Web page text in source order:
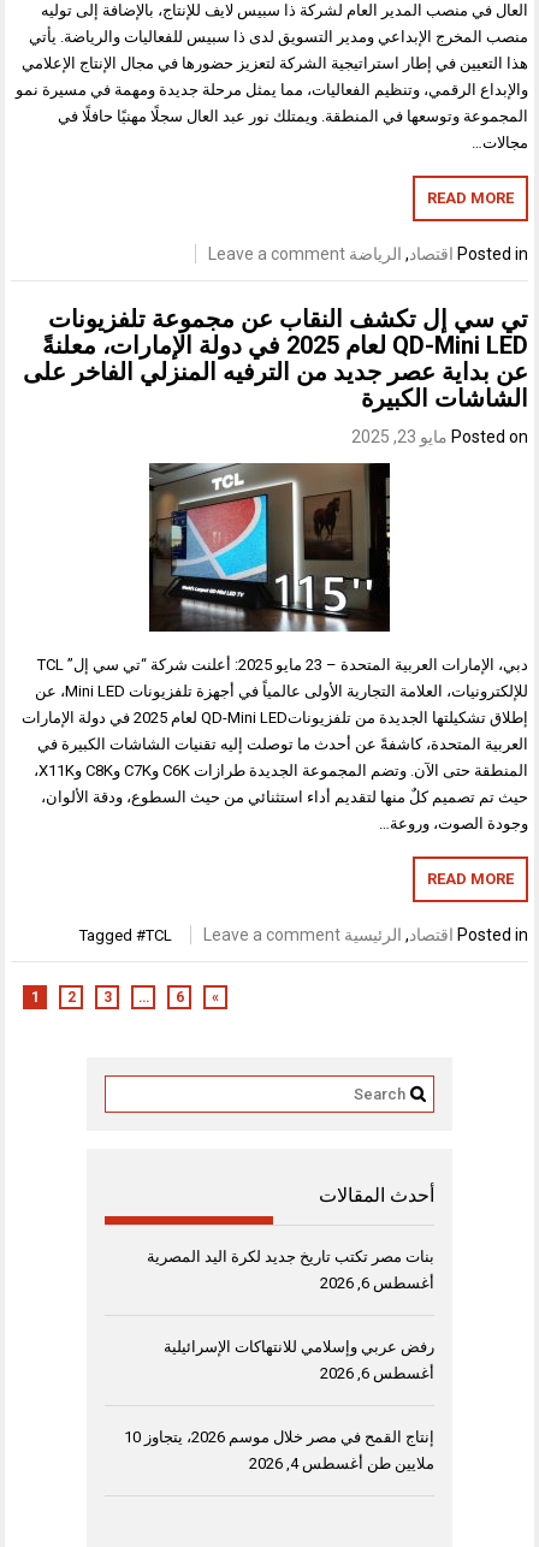
العال في منصب المدير العام لشركة ذا سبيس لايف للإنتاج، بالإضافة إلى توليه
منصب المخرج الإبداعي ومدير التسويق لدى ذا سبيس للفعاليات والرياضة. يأتي
هذا التعيين في إطار استراتيجية الشركة لتعزيز حضورها في مجال الإنتاج الإعلامي
والإبداع الرقمي، وتنظيم الفعاليات، مما يمثل مرحلة جديدة ومهمة في مسيرة نمو
المجموعة وتوسعها في المنطقة. ويمتلك نور عبد العال سجلًا مهنيًا حافلًا في
مجالات…
READ MORE
Posted in اقتصاد, الرياضة Leave a comment
تي سي إل تكشف النقاب عن مجموعة تلفزيونات
QD-Mini LED لعام 2025 في دولة الإمارات، معلنةً
عن بداية عصر جديد من الترفيه المنزلي الفاخر على
الشاشات الكبيرة
Posted on مايو 23, 2025
دبي، الإمارات العربية المتحدة – 23 مايو 2025: أعلنت شركة “تي سي إل” TCL
للإلكترونيات، العلامة التجارية الأولى عالمياً في أجهزة تلفزيونات Mini LED، عن
إطلاق تشكيلتها الجديدة من تلفزيوناتQD-Mini LED لعام 2025 في دولة الإمارات
العربية المتحدة، كاشفةً عن أحدث ما توصلت إليه تقنيات الشاشات الكبيرة في
المنطقة حتى الآن. وتضم المجموعة الجديدة طرازات C6K وC7K وC8K وX11K،
حيث تم تصميم كلٌ منها لتقديم أداء استثنائي من حيث السطوع، ودقة الألوان،
وجودة الصوت، وروعة…
READ MORE
Posted in اقتصاد, الرئيسية Tagged #TCL Leave a comment
1 2 3 … 6 »
أحدث المقالات
بنات مصر تكتب تاريخ جديد لكرة اليد المصرية
أغسطس 6, 2026
رفض عربي وإسلامي للانتهاكات الإسرائيلية
أغسطس 6, 2026
إنتاج القمح في مصر خلال موسم 2026، يتجاوز 10
ملايين طن أغسطس 4, 2026